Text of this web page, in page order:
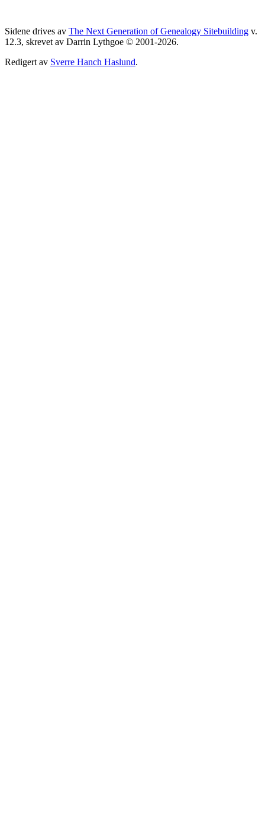
Sidene drives av The Next Generation of Genealogy Sitebuilding v.
12.3, skrevet av Darrin Lythgoe © 2001-2026.
Redigert av Sverre Hanch Haslund.